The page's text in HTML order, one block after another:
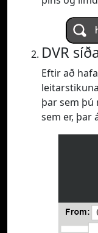
DVR
Eftir að
þar sem
sem er, þar